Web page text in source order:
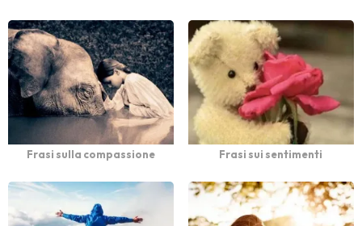
Frasi sulla compassione Frasi sui sentimenti